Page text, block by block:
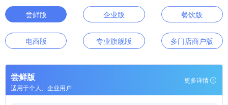
尝鲜版 企业版 餐饮版
电商版 专业旗舰版 多门店商户版
尝鲜版
适用于个人、企业用户
更多详情